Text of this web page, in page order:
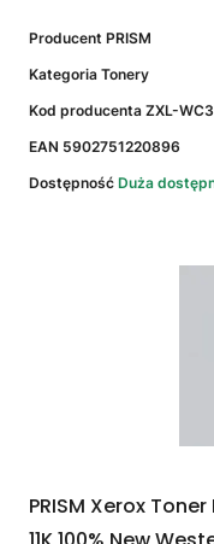
Producent PRISM
Kategoria Tonery
Kod producenta ZXL-
EAN 5902751220896
Dostępność Duża
PRISM Xerox